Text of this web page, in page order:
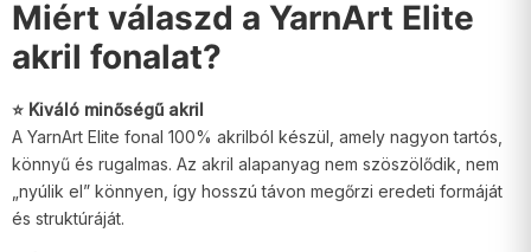
Miért válaszd a YarnArt Elite
akril fonalat?
⭐ Kiváló minőségű akril
A YarnArt Elite fonal 100% akrilból készül, amely nagyon tartós,
könnyű és rugalmas. Az akril alapanyag nem szöszölődik, nem
„nyúlik el” könnyen, így hosszú távon megőrzi eredeti formáját
és struktúráját.